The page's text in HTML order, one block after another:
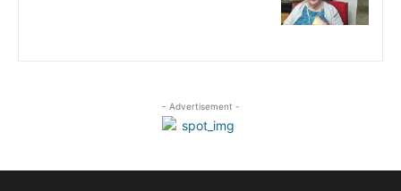
- Advertisement -